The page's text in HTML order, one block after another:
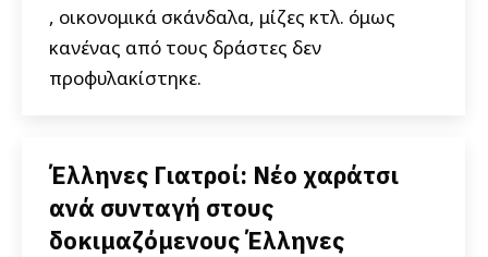
, οικονομικά σκάνδαλα, μίζες κτλ. όμως
κανένας από τους δράστες δεν
προφυλακίστηκε.
Έλληνες Γιατροί: Νέο χαράτσι
ανά συνταγή στους
δοκιμαζόμενους Έλληνες